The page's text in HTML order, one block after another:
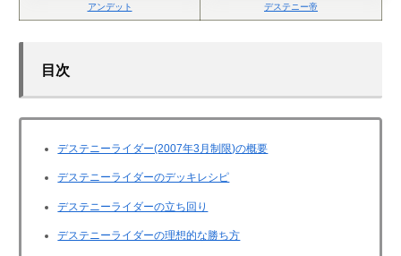
アンデット デステニー帝
目次
デステニーライダー(2007年3月制限)の概要
デステニーライダーのデッキレシピ
デステニーライダーの立ち回り
デステニーライダーの理想的な勝ち方